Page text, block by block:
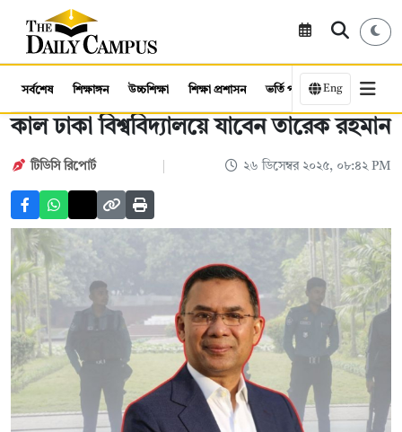
সর্বশেষ শিক্ষাঙ্গন উচ্চশিক্ষা শিক্ষা প্রশাসন ভর্তি পরীক্ষা কর্মসংস্থান
Eng
কাল ঢাকা বিশ্ববিদ্যালয়ে যাবেন তারেক রহমান
টিডিসি রিপোর্ট ২৬ ডিসেম্বর ২০২৫, ০৮:৪২ PM